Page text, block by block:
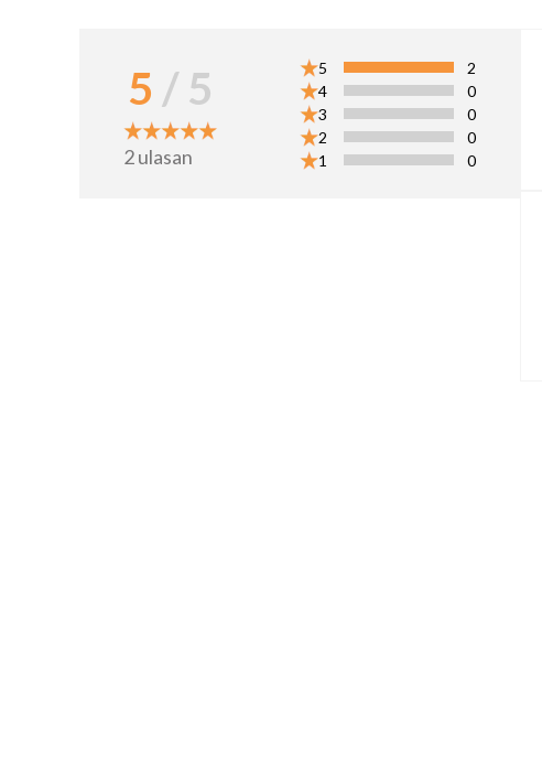
5 / 5
2ulasan
5
2
4
0
3
0
2
0
1
0